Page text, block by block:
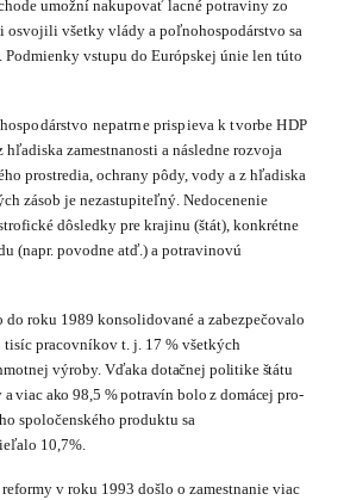
umožní nakupovať lacné potraviny zo
osvojili všetky vlády a poľnohospodárstvo sa
Podmienky vstupu do Európskej únie len túto
nepatrne prispieva k tvorbe HDP
hľadiska zamestnanosti a následne rozvoja
prostredia, ochrany pôdy, vody a z hľadiska
zásob je nezastupiteľný. Nedoce­nenie
dôsledky pre krajinu (štát), konkrétne
(napr. povodne atď.) a potravinovú
roku 1989 konsolidované a zabezpečovalo
tisíc pracovníkov t. j. 17 % všetkých
výroby. Vďaka dotačnej politike štátu
viac ako 98,5 % potravín bolo z domácej pro­
spoločenského produktu sa
10,7%.
v roku 1993 došlo o zamestnanie viac